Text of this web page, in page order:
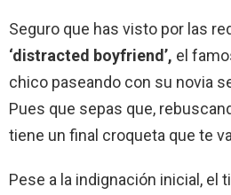
Seguro que has visto por las
‘distracted boyfriend’, el
chico paseando con su novia
Pues que sepas que,
tiene un final croqueta que te
Pese a la indignación inicial, el